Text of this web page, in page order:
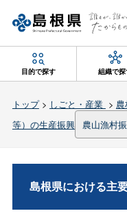
目的で探す 組織で
トップ> しごと・産業 >
等）の生産振興
農山漁村
島根県における主